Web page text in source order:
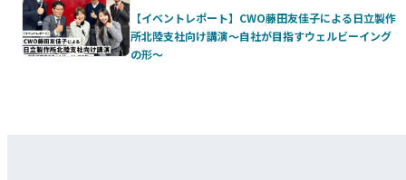
【イベントレポート】CWO藤田友佳子による日立製作
所北陸支社向け講演～自社が目指すウェルビーイング
の形～